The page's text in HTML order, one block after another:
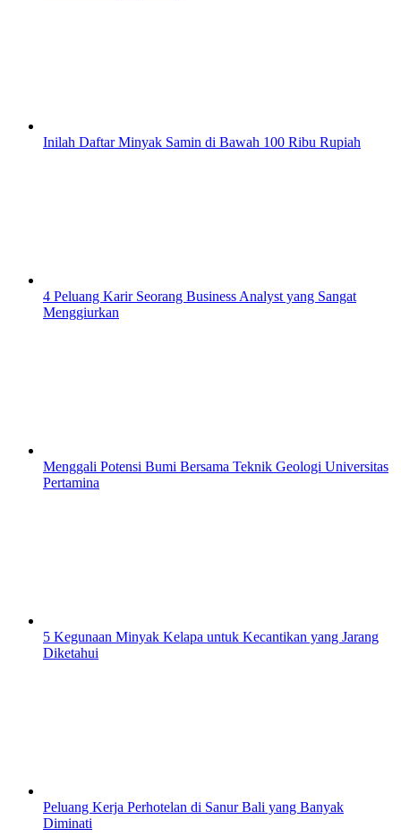
Inilah Daftar Minyak Samin di Bawah 100 Ribu Rupiah
4 Peluang Karir Seorang Business Analyst yang Sangat
Menggiurkan
Menggali Potensi Bumi Bersama Teknik Geologi Universitas
Pertamina
5 Kegunaan Minyak Kelapa untuk Kecantikan yang Jarang
Diketahui
Peluang Kerja Perhotelan di Sanur Bali yang Banyak
Diminati